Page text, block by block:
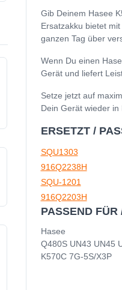
Gib Deinem Hasee
Ersatzakku bietet
ganzen Tag über
Wenn Du einen
Gerät und liefert
Setze jetzt auf
Dein Gerät wieder
ERSETZT /
SQU1303
916Q2238H
SQU-1201
916Q2203H
PASSEND FÜR
Hasee
Q480S UN43 UN45
K570C 7G-5S/X3P